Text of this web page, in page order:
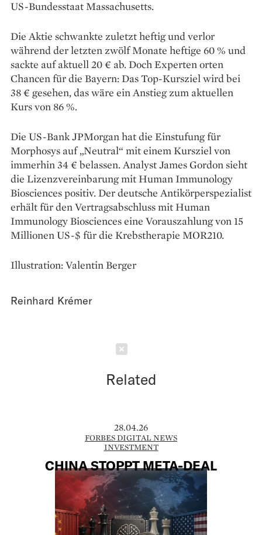
US-Bundesstaat Massachusetts.
Die Aktie schwankte zuletzt heftig und verlor
während der letzten zwölf Monate heftige 60 % und
sackte auf aktuell 20 € ab. Doch Experten orten
Chancen für die Bayern: Das Top-Kursziel wird bei
38 € gesehen, das wäre ein Anstieg zum aktuellen
Kurs von 86 %.
Die US-Bank JPMorgan hat die Einstufung für
Morphosys auf „Neutral“ mit einem Kursziel von
immerhin 34 € belassen. Analyst James Gordon sieht
die Lizenzvereinbarung mit Human Immunology
Biosciences positiv. Der deutsche Antikörperspezialist
erhält für den Vertragsabschluss mit Human
Immunology Biosciences eine Vorauszahlung von 15
Millionen US-$ für die Krebstherapie MOR210.
Illustration: Valentin Berger
Reinhard Krémer
Related
28.04.26
FORBES DIGITAL NEWS
INVESTMENT
CHINA STOPPT META-DEAL